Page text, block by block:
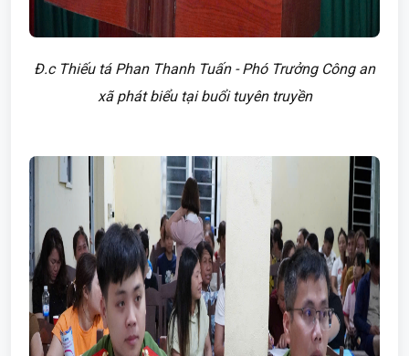
Đ.c Thiếu tá Phan Thanh Tuấn - Phó Trưởng Công an
xã phát biểu tại buổi tuyên truyền